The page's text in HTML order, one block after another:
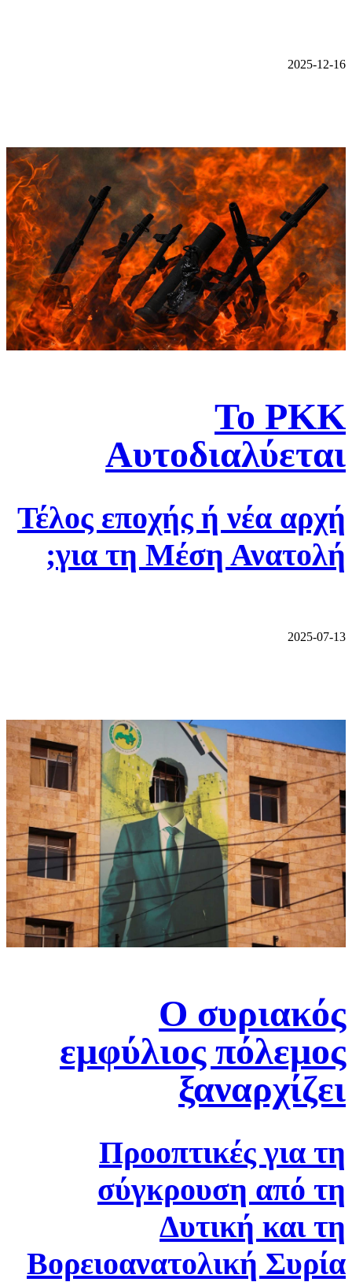
2025-12-16
Το PKK
Αυτοδιαλύεται
Τέλος εποχής ή νέα αρχή
για τη Μέση Ανατολή;
2025-07-13
Ο συριακός
εμφύλιος πόλεμος
ξαναρχίζει
Προοπτικές για τη
σύγκρουση από τη
Δυτική και τη
Βορειοανατολική Συρία